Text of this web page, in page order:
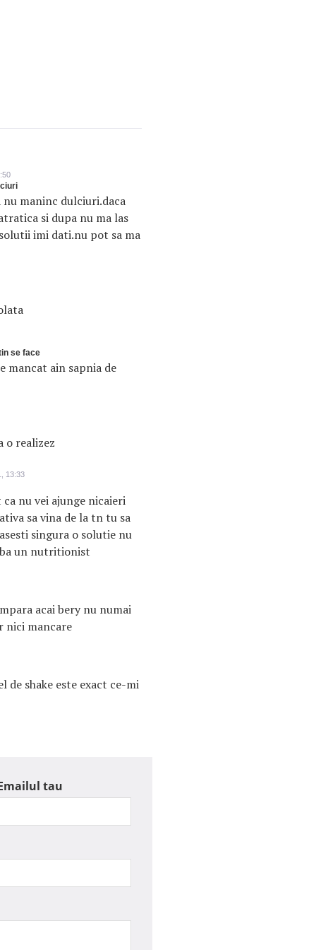
maninc dulciuri.daca
si dupa nu ma las
imi dati.nu pot sa ma
se face
mancat ain sapnia de
o realizez
13:33
nu vei ajunge nicaieri
sa vina de la tn tu sa
singura o solutie nu
un nutritionist
acai bery nu numai
nici mancare
de shake este exact ce-mi
tau